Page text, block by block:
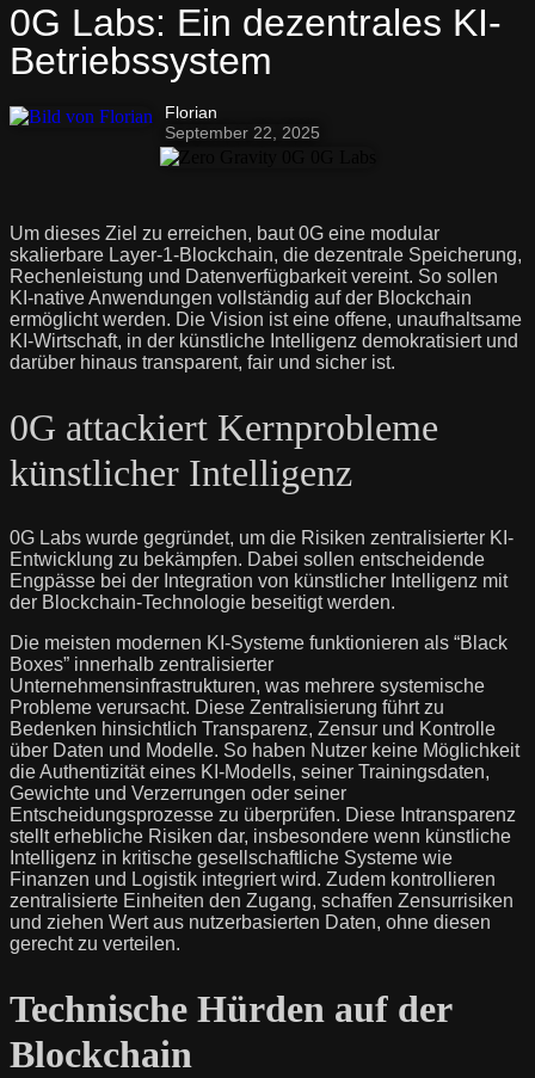
0G Labs: Ein dezentrales KI-
Betriebssystem
Florian
September 22, 2025
Um dieses Ziel zu erreichen, baut 0G eine modular
skalierbare Layer-1-Blockchain, die dezentrale Speicherung,
Rechenleistung und Datenverfügbarkeit vereint. So sollen
KI-native Anwendungen vollständig auf der Blockchain
ermöglicht werden. Die Vision ist eine offene, unaufhaltsame
KI-Wirtschaft, in der künstliche Intelligenz demokratisiert und
darüber hinaus transparent, fair und sicher ist.
0G attackiert Kernprobleme
künstlicher Intelligenz
0G Labs wurde gegründet, um die Risiken zentralisierter KI-
Entwicklung zu bekämpfen. Dabei sollen entscheidende
Engpässe bei der Integration von künstlicher Intelligenz mit
der Blockchain-Technologie beseitigt werden.
Die meisten modernen KI-Systeme funktionieren als “Black
Boxes” innerhalb zentralisierter
Unternehmensinfrastrukturen, was mehrere systemische
Probleme verursacht. Diese Zentralisierung führt zu
Bedenken hinsichtlich Transparenz, Zensur und Kontrolle
über Daten und Modelle. So haben Nutzer keine Möglichkeit
die Authentizität eines KI-Modells, seiner Trainingsdaten,
Gewichte und Verzerrungen oder seiner
Entscheidungsprozesse zu überprüfen. Diese Intransparenz
stellt erhebliche Risiken dar, insbesondere wenn künstliche
Intelligenz in kritische gesellschaftliche Systeme wie
Finanzen und Logistik integriert wird. Zudem kontrollieren
zentralisierte Einheiten den Zugang, schaffen Zensurrisiken
und ziehen Wert aus nutzerbasierten Daten, ohne diesen
gerecht zu verteilen.
Technische Hürden auf der
Blockchain